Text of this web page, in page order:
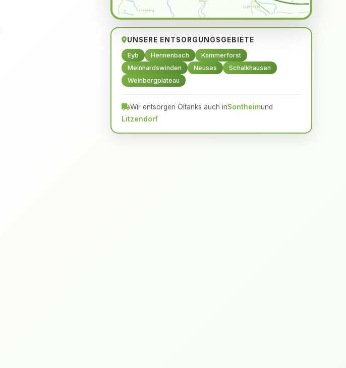
UNSERE ENTSORGUNGSGEBIETE
Eyb Hennenbach
Kammerforst
Meinhardswinden
Neuses
Schalkhausen
Weinbergplateau
Wir entsorgen Öltanks auch inSontheimund
Litzendorf